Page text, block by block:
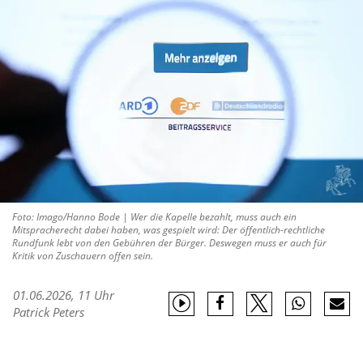
Foto: Imago/Hanno Bode | Wer die Kapelle bezahlt, muss auch ein
Mitspracherecht dabei haben, was gespielt wird: Der öffentlich-rechtliche
Rundfunk lebt von den Gebühren der Bürger. Deswegen muss er auch für
Kritik von Zuschauern offen sein.
01.06.2026, 11 Uhr
Patrick Peters